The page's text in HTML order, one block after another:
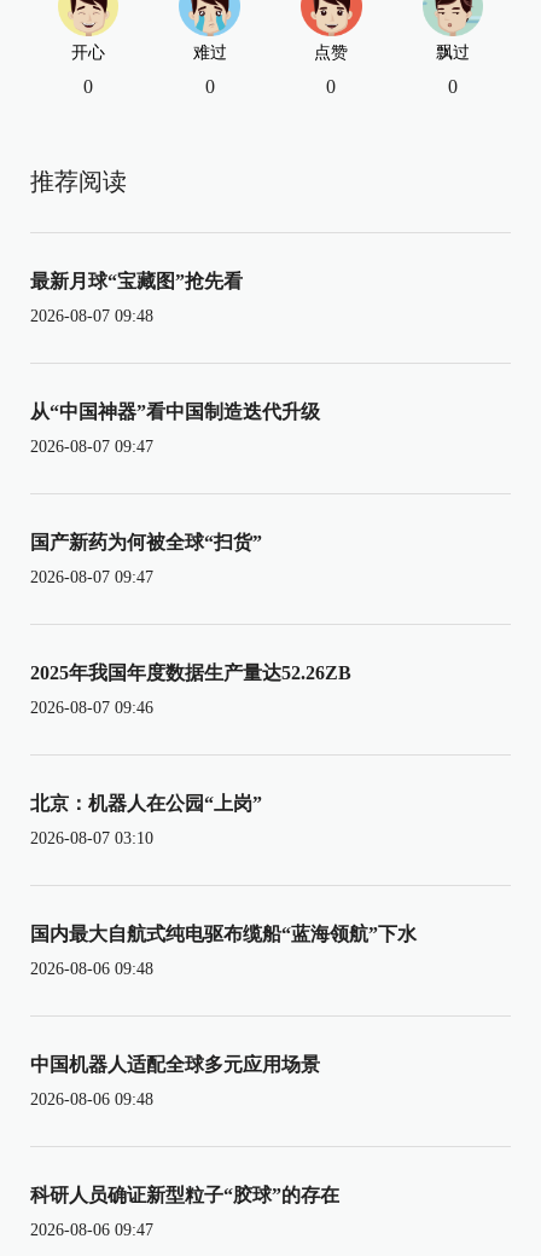
开心
0
难过
0
点赞
0
飘过
0
推荐阅读
最新月球“宝藏图”抢先看
2026-08-07 09:48
从“中国神器”看中国制造迭代升级
2026-08-07 09:47
国产新药为何被全球“扫货”
2026-08-07 09:47
2025年我国年度数据生产量达52.26ZB
2026-08-07 09:46
北京：机器人在公园“上岗”
2026-08-07 03:10
国内最大自航式纯电驱布缆船“蓝海领航”下水
2026-08-06 09:48
中国机器人适配全球多元应用场景
2026-08-06 09:48
科研人员确证新型粒子“胶球”的存在
2026-08-06 09:47